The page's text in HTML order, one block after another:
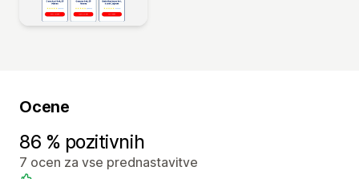
Ocene
86 % pozitivnih
7 ocen za vse prednastavitve